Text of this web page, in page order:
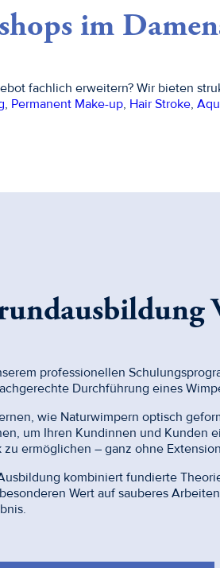
im
fachlich erweitern? Wir bieten
, Permanent Make-up, Hair Stroke,
professionellen
Durchführung eines
wie Naturwimpern optisch
um Ihren Kundinnen und Kunden
zu ermöglichen – ganz ohne
kombiniert fundierte
Wert auf sauberes